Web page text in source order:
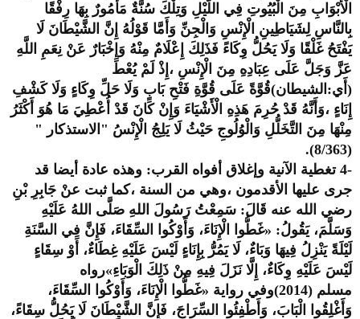
الْأَبْوَابِ مِنَ الْبُيُوتِ فِي اللَّيْلِ وَتِلْكَ سُنَّةٌ مَأْمُورٌ بِهَا رِفْقًا
بِالنَّاسِ لِشَيَاطِينِ الْإِنْسِ وَالْجِنِّ وَأَمَّا قَوْلُهُ إِنَّ الشَّيْطَانَ لَا
يَفْتَحُ غَلْقًا وَلَا يَحُلُّ وِكَاءً فَذَلِكَ إِعْلَامٌ مِنْهُ وَإِخْبَارٌ عَنْ نِعَمِ اللَّهِ
عَزَّ وَجَلَّ عَلَى عِبَادِهِ مِنَ الْإِنْسِ ،إِذْ لَمْ يُعْطَ
(أَي:الشيطان)قُوَّةً عَلَى قُوَّةِ فَتْحِ بَابٍ وَلَا حَلِّ وِكَاءٍ وَلَا كَشْفِ
إِنَاءٍ ،وَأَنَّهُ قَدْ حُرِمَ هَذِهِ الْأَشْيَاءَ وَإِنْ كَانَ قَدْ أُعْطِيَ مَا هُوَ أَكْثَرُ
مِنْهَا مِنَ التَّخَلُّلِ وَالْوُلُوجِ حَيْثُ لَا يَلِجُ الْإِنْسُ "الاستذكار "
(8/363).
-4 تغطية الآنية وإغلاق أفواه القرب: وهذه عادة أيضا قد
جرى عليها الأقدمون ،وهي من السنة ،كما ثبت عنْ جَابِرِ بْنِ
رضي الله عنه قَالَ: سَمِعْتُ رَسُولَ اللهِ صَلَّى اللهُ عَلَيْهِ
وَسَلَّمَ، يَقُولُ: «غَطُّوا الْإِنَاءَ، وَأَوْكُوا السِّقَاءَ، فَإِنَّ فِي السَّنَةِ
لَيْلَةً يَنْزِلُ فِيهَا وَبَاءٌ، لَا يَمُرُّ بِإِنَاءٍ لَيْسَ عَلَيْهِ غِطَاءٌ، أَوْ سِقَاءٍ
لَيْسَ عَلَيْهِ وِكَاءٌ، إِلَّا نَزَلَ فِيهِ مِنْ ذَلِكَ الْوَبَاءِ»رواه
مسلم (2014)وفي رواية «غَطُّوا الْإِنَاءَ، وَأَوْكُوا السِّقَاءَ،
وَأَغْلِقُوا الْبَابَ، وَأَطْفِئُوا السِّرَاجَ، فَإِنَّ الشَّيْطَانَ لَا يَحُلُّ سِقَاءً،